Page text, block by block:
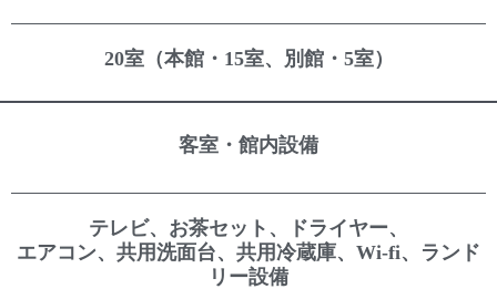
20室（本館・15室、別館・5室）
客室・館内設備
テレビ、お茶セット、ドライヤー、
エアコン、共用洗面台、共用冷蔵庫、Wi-fi、ランド
リー設備